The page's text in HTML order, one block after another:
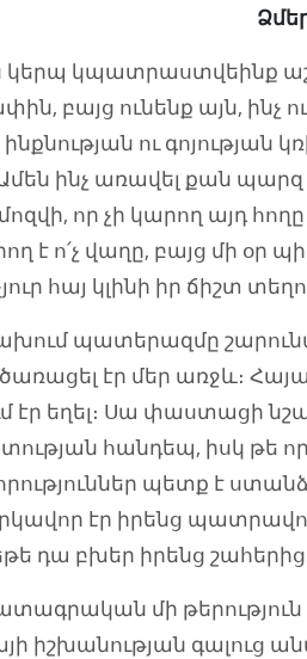
կերպ կպատրաստվեինք
բայց ունենք այն, ինչ
ու գոյության
ինչ առավել քան պարզ
որ չի կարող այդ
է ո՛չ վաղը, բայց մի օր
հայ կլինի իր ճիշտ
պատերազմը
էր մեր առջև։
էր եղել։ Սա փաստացի
հանդեպ, իսկ թե որ
պետք է
էր իրենց
դա բխեր իրենց
մի
իշխանության գալուց